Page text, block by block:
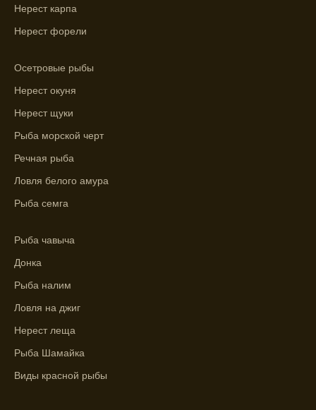
прогноз клева.
клева.
максимального атмосферного давления,
как указывает прогноз клева.
Прогноз клева на сутки вперед дает ясное
лучшие условия для успешной рыбалки.
прогнозы клева на разные дни года.
Нерест карпа
Нерест форели
Осетровые рыбы
Нерест окуня
Нерест щуки
Рыба морской черт
Речная рыба
Ловля белого амура
Рыба семга
Рыба чавыча
Донка
Рыба налим
Ловля на джиг
Нерест леща
Рыба Шамайка
Виды красной рыбы